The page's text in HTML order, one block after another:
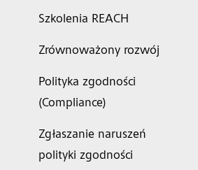
Szkolenia REACH
Zrównoważony rozwój
Polityka zgodności
(Compliance)
Zgłaszanie naruszeń
polityki zgodności